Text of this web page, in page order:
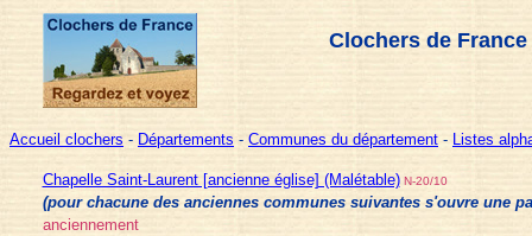
Clochers de
Accueil clochers - Départements - Communes du département - Listes
Chapelle Saint-Laurent [ancienne église] (Malétable)N-20/10
(pour chacune des anciennes communes suivantes s'ouvre une
anciennement